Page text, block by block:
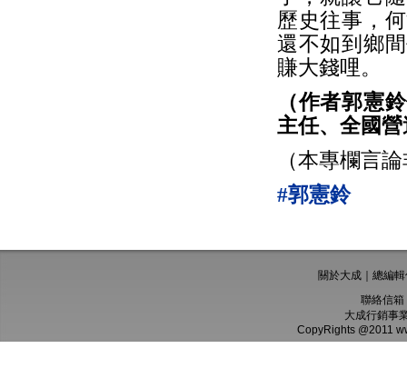
歷史往事，
還不如到鄉
賺大錢哩。
（作者郭憲
主任、全國
（本專欄言
#郭憲鈴